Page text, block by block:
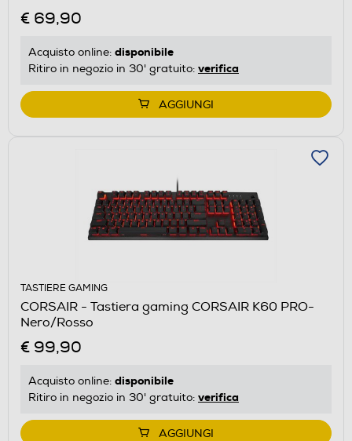
€ 69,90
Acquisto online: disponibile
Ritiro in negozio in 30' gratuito: verifica
AGGIUNGI
TASTIERE GAMING
CORSAIR - Tastiera gaming CORSAIR K60 PRO-
Nero/Rosso
€ 99,90
Acquisto online: disponibile
Ritiro in negozio in 30' gratuito: verifica
AGGIUNGI